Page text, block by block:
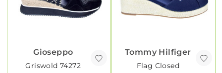
Gioseppo
Griswold 74272
Tommy Hilfiger
Flag Closed